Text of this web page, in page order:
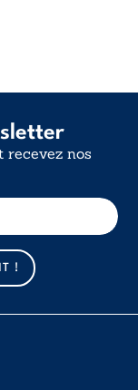
nos
!